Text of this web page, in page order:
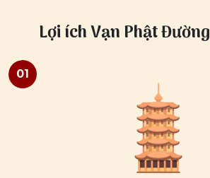
Lợi ích Vạn Phật
01